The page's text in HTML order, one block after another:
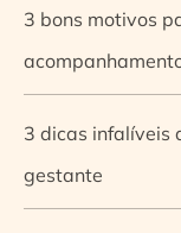
3 bons motivos
3 dicas infalíveis
gestante